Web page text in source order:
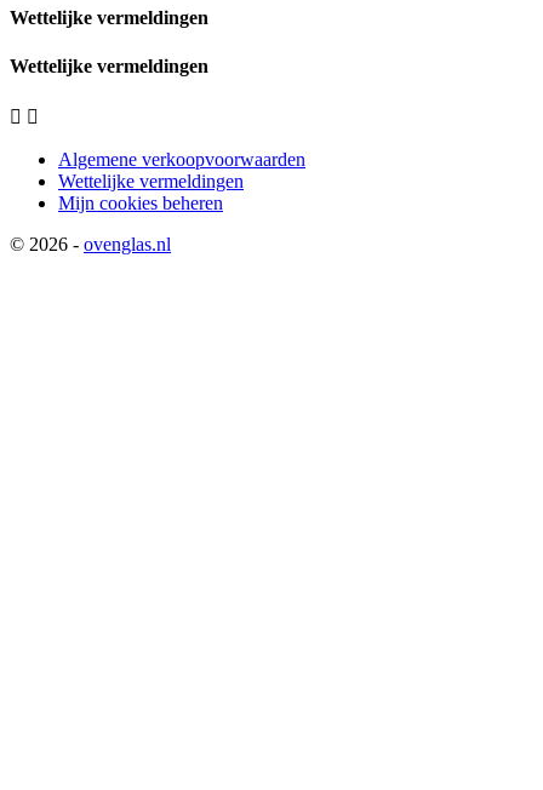
Wettelijke vermeldingen
Wettelijke vermeldingen
 
Algemene verkoopvoorwaarden
Wettelijke vermeldingen
Mijn cookies beheren
© 2026 - ovenglas.nl